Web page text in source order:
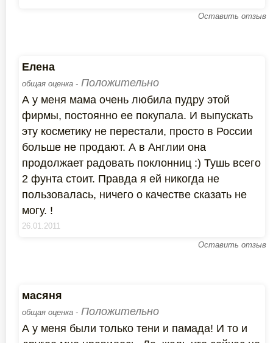
Оставить отзыв
Елена
общая оценка - Положительно
А у меня мама очень любила пудру этой
фирмы, постоянно ее покупала. И выпускать
эту косметику не перестали, просто в России
больше не продают. А в Англии она
продолжает радовать поклонниц :) Тушь всего
2 фунта стоит. Правда я ей никогда не
пользовалась, ничего о качестве сказать не
могу. !
26.01.2011
Оставить отзыв
масяня
общая оценка - Положительно
А у меня были только тени и памада! И то и